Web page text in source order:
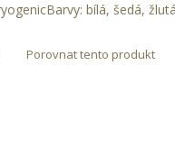
bílá, šedá,
Porovnat tento produkt